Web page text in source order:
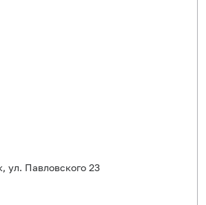
, ул. Павловского 23